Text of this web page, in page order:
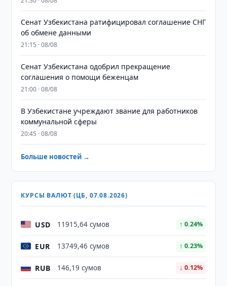
Сенат Узбекистана ратифицировал соглашение СНГ
об обмене данными
21:15 · 08/08
Сенат Узбекистана одобрил прекращение
соглашения о помощи беженцам
21:00 · 08/08
В Узбекистане учреждают звание для работников
коммунальной сферы
20:45 · 08/08
Больше новостей →
КУРСЫ ВАЛЮТ (ЦБ, 07.08.2026)
USD 11915,64 сумов ↑ 0.24%
EUR 13749,46 сумов ↑ 0.23%
RUB 146,19 сумов ↓ 0.12%